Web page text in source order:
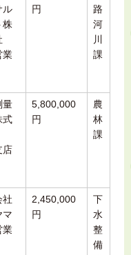
ル
株
業
円
路
河
川
課
量
式
店
5,800,000
円
農
林
課
社
マ
業
2,450,000
円
下
水
整
備